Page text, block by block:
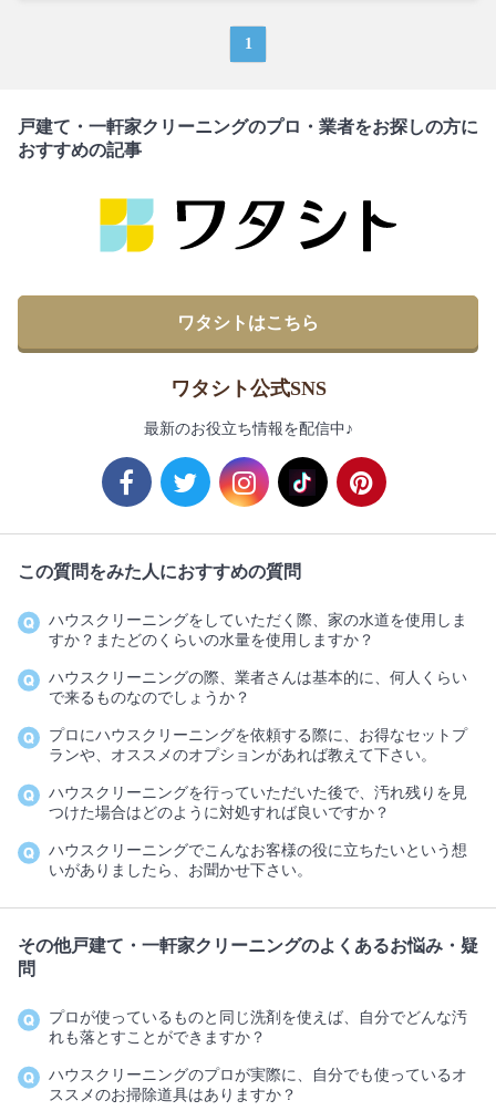
1
戸建て・一軒家クリーニングのプロ・業者をお探しの方に
おすすめの記事
ワタシトはこちら
ワタシト公式SNS
最新のお役立ち情報を配信中♪
この質問をみた人におすすめの質問
ハウスクリーニングをしていただく際、家の水道を使用しま
すか？またどのくらいの水量を使用しますか？
ハウスクリーニングの際、業者さんは基本的に、何人くらい
で来るものなのでしょうか？
プロにハウスクリーニングを依頼する際に、お得なセットプ
ランや、オススメのオプションがあれば教えて下さい。
ハウスクリーニングを行っていただいた後で、汚れ残りを見
つけた場合はどのように対処すれば良いですか？
ハウスクリーニングでこんなお客様の役に立ちたいという想
いがありましたら、お聞かせ下さい。
その他戸建て・一軒家クリーニングのよくあるお悩み・疑
問
プロが使っているものと同じ洗剤を使えば、自分でどんな汚
れも落とすことができますか？
ハウスクリーニングのプロが実際に、自分でも使っているオ
ススメのお掃除道具はありますか？